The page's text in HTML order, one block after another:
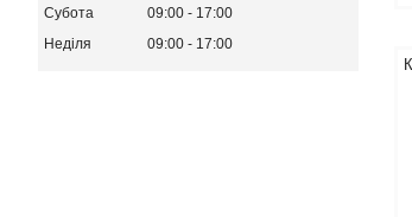
Субота
09:00
17:00
Неділя
09:00 17:00